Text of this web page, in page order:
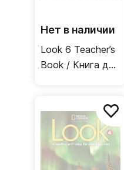
Нет в наличии
Look 6 Teacher’s
Book / Книга для